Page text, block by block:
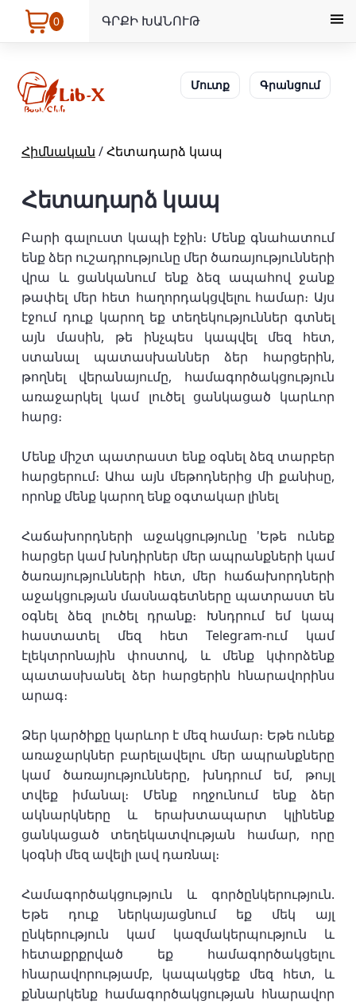
0 ԳՐՔԻ ԽԱՆՈՒԹ
Մուտք Գրանցում
Հիմնական /Հետադարձ կապ
Հետադարձ կապ
Բարի գալուստ կապի էջին։ Մենք գնահատում
ենք ձեր ուշադրությունը մեր ծառայությունների
վրա և ցանկանում ենք ձեզ ապահով ջանք
թափել մեր հետ հաղորդակցվելու համար։ Այս
էջում դուք կարող եք տեղեկություններ գտնել
այն մասին, թե ինչպես կապվել մեզ հետ,
ստանալ պատասխաններ ձեր հարցերին,
թողնել վերանայումը, համագործակցություն
առաջարկել կամ լուծել ցանկացած կարևոր
հարց։
Մենք միշտ պատրաստ ենք օգնել ձեզ տարբեր
հարցերում։ Ահա այն մեթոդներից մի քանիսը,
որոնք մենք կարող ենք օգտակար լինել
Հաճախորդների աջակցությունը 'Եթե ունեք
հարցեր կամ խնդիրներ մեր ապրանքների կամ
ծառայությունների հետ, մեր հաճախորդների
աջակցության մասնագետները պատրաստ են
օգնել ձեզ լուծել դրանք։ Խնդրում եմ կապ
հաստատել մեզ հետ Telegram-ում կամ
էլեկտրոնային փոստով, և մենք կփորձենք
պատասխանել ձեր հարցերին հնարավորինս
արագ։
Ձեր կարծիքը կարևոր է մեզ համար։ Եթե ունեք
առաջարկներ բարելավելու մեր ապրանքները
կամ ծառայությունները, խնդրում եմ, թույլ
տվեք իմանալ։ Մենք ողջունում ենք ձեր
ակնարկները և երախտապարտ կլինենք
ցանկացած տեղեկատվության համար, որը
կօգնի մեզ ավելի լավ դառնալ։
Համագործակցություն և գործընկերություն.
Եթե դուք ներկայացնում եք մեկ այլ
ընկերություն կամ կազմակերպություն և
հետաքրքրված եք համագործակցելու
հնարավորությամբ, կապակցեք մեզ հետ, և
քննարկենք համագործակցության հնարավոր